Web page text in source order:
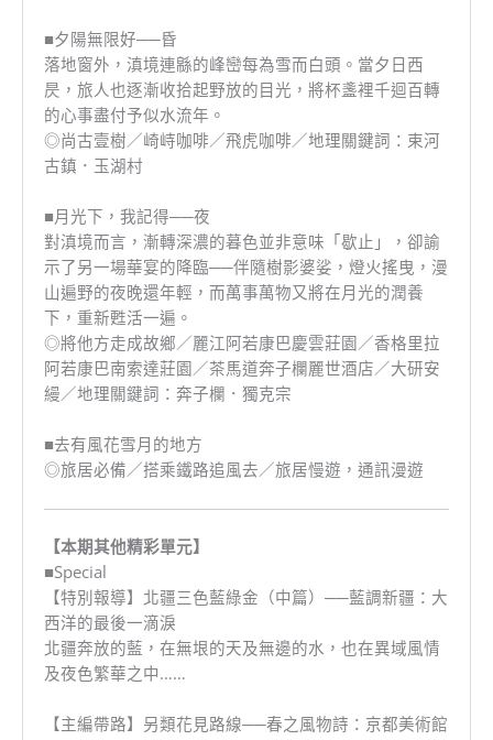
■夕陽無限好──昏
落地窗外，滇境連緜的峰巒每為雪而白頭。當夕日西
昃，旅人也逐漸收拾起野放的目光，將杯盞裡千迴百轉
的心事盡付予似水流年。
◎尚古壹樹／崎峙咖啡／飛虎咖啡／地理關鍵詞：束河
古鎮．玉湖村
■月光下，我記得──夜
對滇境而言，漸轉深濃的暮色並非意味「歇止」，卻諭
示了另一場華宴的降臨──伴隨樹影婆娑，燈火搖曳，漫
山遍野的夜晚還年輕，而萬事萬物又將在月光的潤養
下，重新甦活一遍。
◎將他方走成故鄉／麗江阿若康巴慶雲莊園／香格里拉
阿若康巴南索達莊園／茶馬道奔子欄麗世酒店／大研安
縵／地理關鍵詞：奔子欄．獨克宗
■去有風花雪月的地方
◎旅居必備／搭乘鐵路追風去／旅居慢遊，通訊漫遊
【本期其他精彩單元】
■Special
【特別報導】北疆三色藍綠金（中篇）──藍調新疆：大
西洋的最後一滴淚
北疆奔放的藍，在無垠的天及無邊的水，也在異域風情
及夜色繁華之中……
【主編帶路】另類花見路線──春之風物詩：京都美術館